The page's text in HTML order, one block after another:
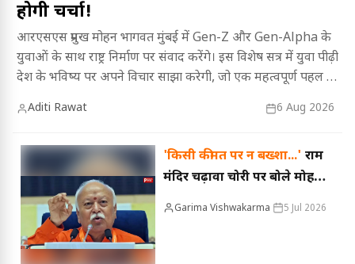
होगी चर्चा!
आरएसएस प्रमुख मोहन भागवत मुंबई में Gen-Z और Gen-Alpha के
युवाओं के साथ राष्ट्र निर्माण पर संवाद करेंगे। इस विशेष सत्र में युवा पीढ़ी
देश के भविष्य पर अपने विचार साझा करेगी, जो एक महत्वपूर्ण पहल है।
लिए यह लेख पढ़ें।
Aditi Rawat 6 Aug 2026
'किसी कीमत पर न बख्शा...' राम
मंदिर चढ़ावा चोरी पर बोले मोहन
भागवत, दोषियों पर सख्त
Garima Vishwakarma 5 Jul 2026